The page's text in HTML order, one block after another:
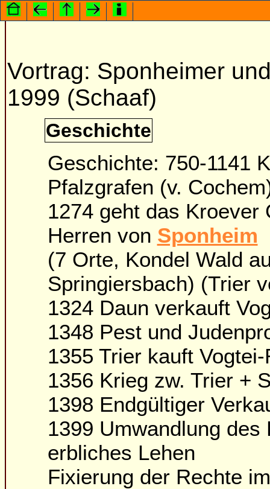
Vortrag: Sponheimer
1999 (Schaaf)
Geschichte
Geschichte: 750-1141
Pfalzgrafen (v.
1274 geht das Kroever
Herren von Sponheim
(7 Orte, Kondel Wald
Springiersbach) (Trier
1324 Daun verkauft
1348 Pest und
1355 Trier kauft
1356 Krieg zw. Trier +
1398 Endgültiger
1399 Umwandlung
erbliches Lehen
Fixierung der Rechte